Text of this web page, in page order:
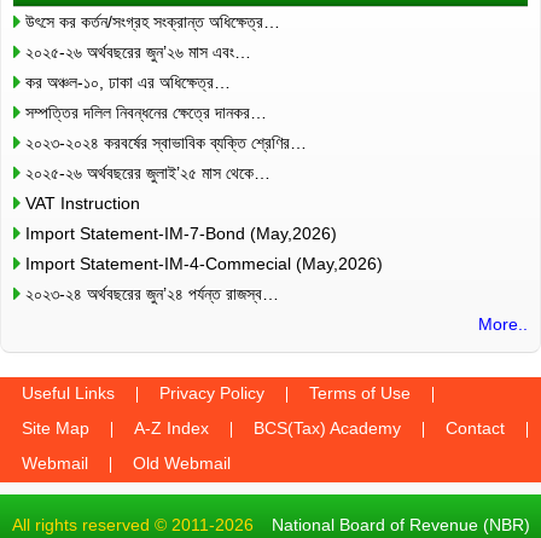
উৎসে কর কর্তন/সংগ্রহ সংক্রান্ত অধিক্ষেত্র…
২০২৫-২৬ অর্থবছরের জুন’২৬ মাস এবং…
কর অঞ্চল-১০, ঢাকা এর অধিক্ষেত্র…
সম্পত্তির দলিল নিবন্ধনের ক্ষেত্রে দানকর…
২০২৩-২০২৪ করবর্ষের স্বাভাবিক ব্যক্তি শ্রেণির…
২০২৫-২৬ অর্থবছরের জুলাই’২৫ মাস থেকে…
VAT Instruction
Import Statement-IM-7-Bond (May,2026)
Import Statement-IM-4-Commecial (May,2026)
২০২৩-২৪ অর্থবছরের জুন’২৪ পর্যন্ত রাজস্ব…
More..
Useful Links Privacy Policy
Terms of Use
Site Map
A-Z Index BCS(Tax) Academy
Contact
Webmail
Old Webmail
All rights reserved © 2011-2026 National Board of Revenue (NBR)